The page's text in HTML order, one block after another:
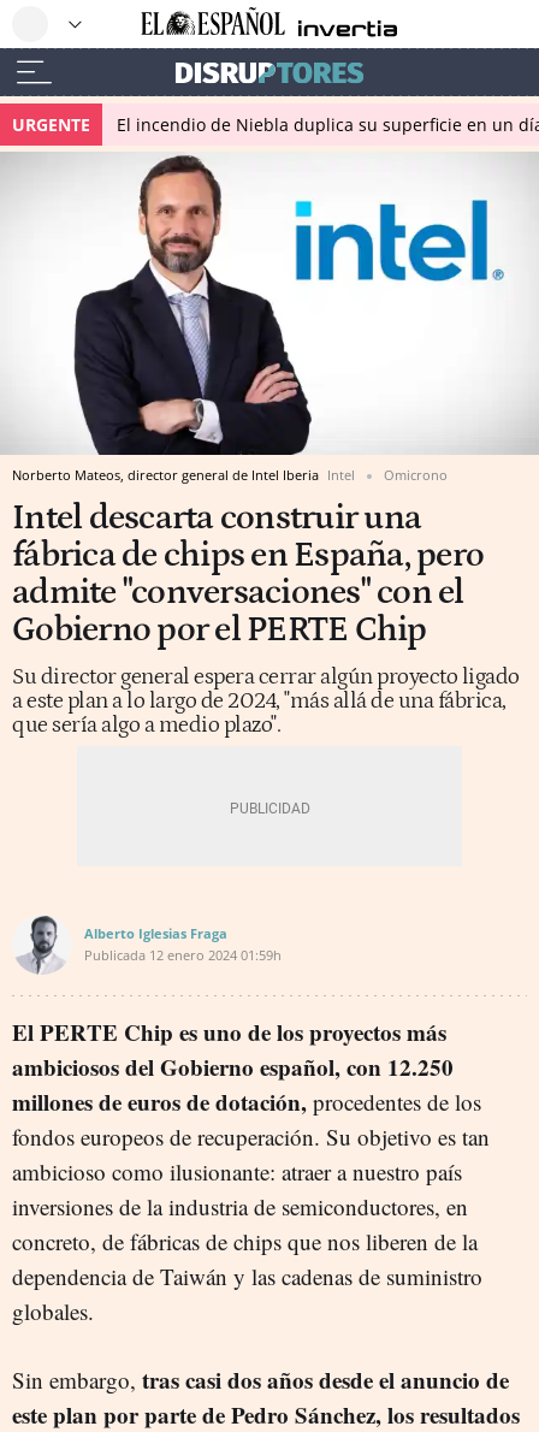
URGENTE El incendio de Niebla duplica su superficie en un
Norberto Mateos, director general de Intel Iberia Intel Omicrono
Intel descarta construir una
fábrica de chips en España, pero
admite "conversaciones" con el
Gobierno por el PERTE Chip
Su director general espera cerrar algún proyecto ligado
a este plan a lo largo de 2024, "más allá de una fábrica,
que sería algo a medio plazo".
Alberto Iglesias Fraga
Publicada 12 enero 2024 01:59h
El PERTE Chip es uno de los proyectos más
ambiciosos del Gobierno español, con 12.250
millones de euros de dotación, procedentes de los
fondos europeos de recuperación. Su objetivo es tan
ambicioso como ilusionante: atraer a nuestro país
inversiones de la industria de semiconductores, en
concreto, de fábricas de chips que nos liberen de la
dependencia de Taiwán y las cadenas de suministro
globales.
Sin embargo, tras casi dos años desde el anuncio de
este plan por parte de Pedro Sánchez, los resultados